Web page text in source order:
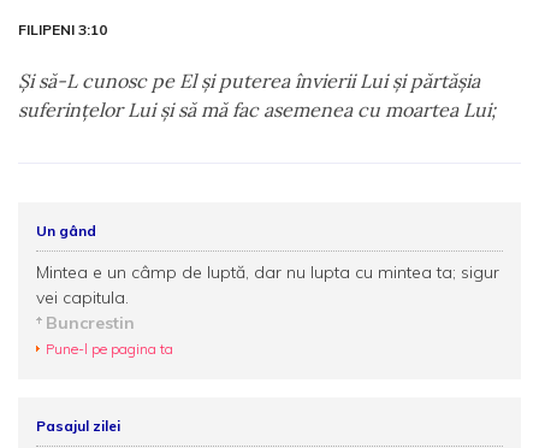
FILIPENI 3:10
Şi să-L cunosc pe El şi puterea învierii Lui şi părtăşia
suferinţelor Lui şi să mă fac asemenea cu moartea Lui;
Un gând
Mintea e un câmp de luptă, dar nu lupta cu mintea ta; sigur
vei capitula.
Buncrestin
Pune-l pe pagina ta
Pasajul zilei